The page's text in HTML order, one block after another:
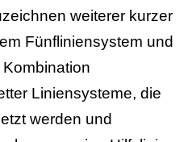
weiterer kurzer
Fünfliniensystem und
Liniensysteme, die
werden und